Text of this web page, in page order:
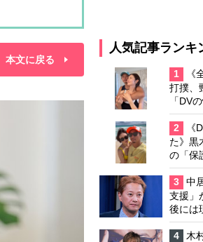
本文に戻る
人気記事ランキ
1
《
打撲、
「DV
逮捕で
2
《
た》黒
の「保
協議は
3
中
支援」
後には
も知ら
ろ強
4
木